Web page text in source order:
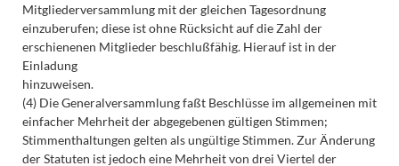
Mitgliederversammlung mit der gleichen Tagesordnung
einzuberufen; diese ist ohne Rücksicht auf die Zahl der
erschienenen Mitglieder beschlußfähig. Hierauf ist in der
Einladung
hinzuweisen.
(4) Die Generalversammlung faßt Beschlüsse im allgemeinen mit
einfacher Mehrheit der abgegebenen gültigen Stimmen;
Stimmenthaltungen gelten als ungültige Stimmen. Zur Änderung
der Statuten ist jedoch eine Mehrheit von drei Viertel der